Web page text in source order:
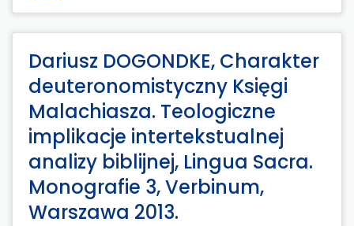
Dariusz DOGONDKE, Charakter
deuteronomistyczny Księgi
Malachiasza. Teologiczne
implikacje intertekstualnej
analizy biblijnej, Lingua Sacra.
Monografie 3, Verbinum,
Warszawa 2013.